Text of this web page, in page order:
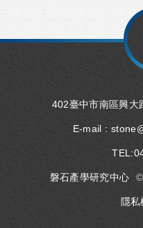
402臺中市南區興大
E-mail :
TEL:
磐石產學研究中心
隱